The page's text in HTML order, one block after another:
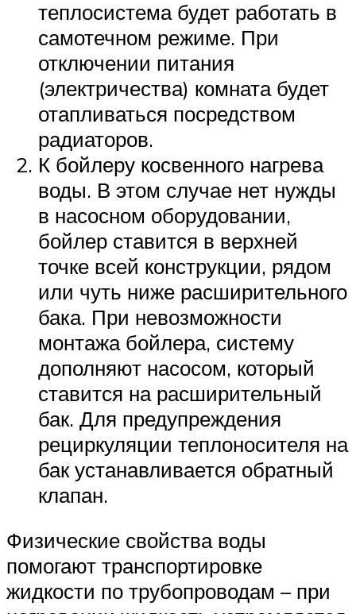
теплосистема будет работать в
самотечном режиме. При
отключении питания
(электричества) комната будет
отапливаться посредством
радиаторов.
К бойлеру косвенного нагрева
воды. В этом случае нет нужды
в насосном оборудовании,
бойлер ставится в верхней
точке всей конструкции, рядом
или чуть ниже расширительного
бака. При невозможности
монтажа бойлера, систему
дополняют насосом, который
ставится на расширительный
бак. Для предупреждения
рециркуляции теплоносителя на
бак устанавливается обратный
клапан.
Физические свойства воды
помогают транспортировке
жидкости по трубопроводам – при